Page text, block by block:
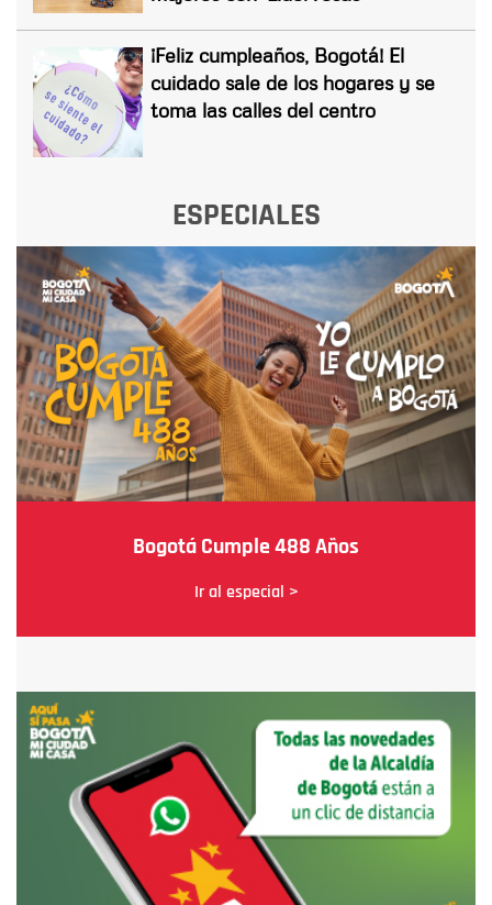
¡Feliz cumpleaños, Bogotá! El
cuidado sale de los hogares y se
toma las calles del centro
ESPECIALES
Bogotá Cumple 488 Años
Ir al especial >